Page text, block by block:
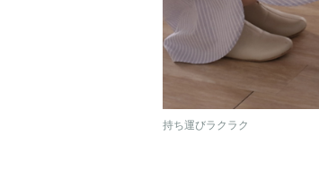
持ち運びラクラク